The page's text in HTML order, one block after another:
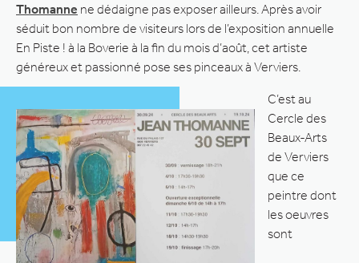
Thomanne ne dédaigne pas exposer ailleurs. Après avoir
séduit bon nombre de visiteurs lors de l’exposition annuelle
En Piste ! à la Boverie à la fin du mois d’août, cet artiste
généreux et passionné pose ses pinceaux à Verviers.
C’est au
Cercle des
Beaux-Arts
de Verviers
que ce
peintre dont
les oeuvres
sont